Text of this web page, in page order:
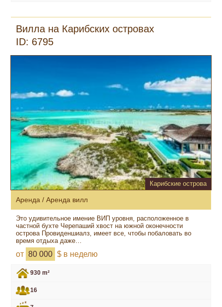
Вилла на Карибских островах
ID: 6795
Карибские острова
Аренда / Аренда вилл
Это удивительное имение ВИП уровня, расположенное в
частной бухте Черепаший хвост на южной оконечности
острова Провиденшиалз, имеет все, чтобы побаловать во
время отдыха даже…
от 80 000 $ в неделю
930 m²
16